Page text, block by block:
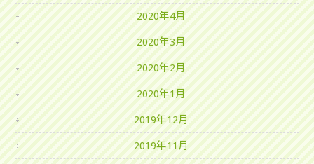
2020年4月
2020年3月
2020年2月
2020年1月
2019年12月
2019年11月